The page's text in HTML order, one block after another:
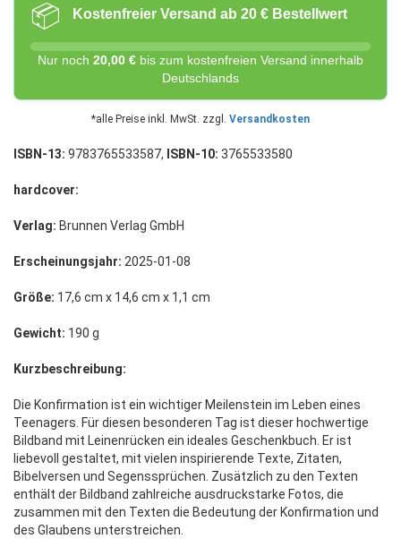
📦 Kostenfreier Versand ab 20 € Bestellwert
Nur noch 20,00 € bis zum kostenfreien Versand innerhalb
Deutschlands
*alle Preise inkl. MwSt. zzgl. Versandkosten
ISBN-13: 9783765533587, ISBN-10: 3765533580
hardcover:
Verlag: Brunnen Verlag GmbH
Erscheinungsjahr: 2025-01-08
Größe: 17,6 cm x 14,6 cm x 1,1 cm
Gewicht: 190 g
Kurzbeschreibung:
Die Konfirmation ist ein wichtiger Meilenstein im Leben eines
Teenagers. Für diesen besonderen Tag ist dieser hochwertige
Bildband mit Leinenrücken ein ideales Geschenkbuch. Er ist
liebevoll gestaltet, mit vielen inspirierende Texte, Zitaten,
Bibelversen und Segenssprüchen. Zusätzlich zu den Texten
enthält der Bildband zahlreiche ausdruckstarke Fotos, die
zusammen mit den Texten die Bedeutung der Konfirmation und
des Glaubens unterstreichen.